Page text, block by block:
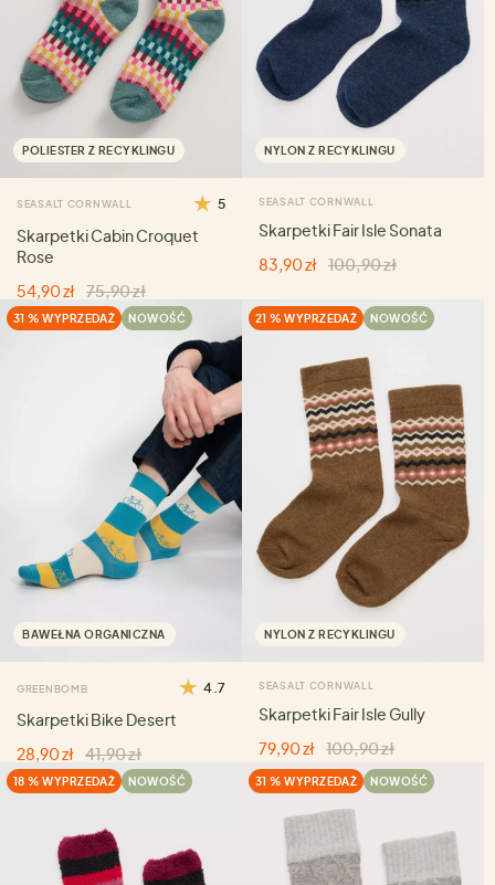
POLIESTER Z RECYKLINGU
SEASALT CORNWALL 5
Skarpetki Cabin Croquet
Rose
54,90 zł 75,90 zł
NYLON Z RECYKLINGU
SEASALT CORNWALL
Skarpetki Fair Isle Sonata
83,90 zł 100,90 zł
31 % WYPRZEDAŻ NOWOŚĆ
BAWEŁNA ORGANICZNA
GREENBOMB 4.7
Skarpetki Bike Desert
28,90 zł 41,90 zł
21 % WYPRZEDAŻ NOWOŚĆ
NYLON Z RECYKLINGU
SEASALT CORNWALL
Skarpetki Fair Isle Gully
79,90 zł 100,90 zł
18 % WYPRZEDAŻ NOWOŚĆ 31 % WYPRZEDAŻ NOWOŚĆ